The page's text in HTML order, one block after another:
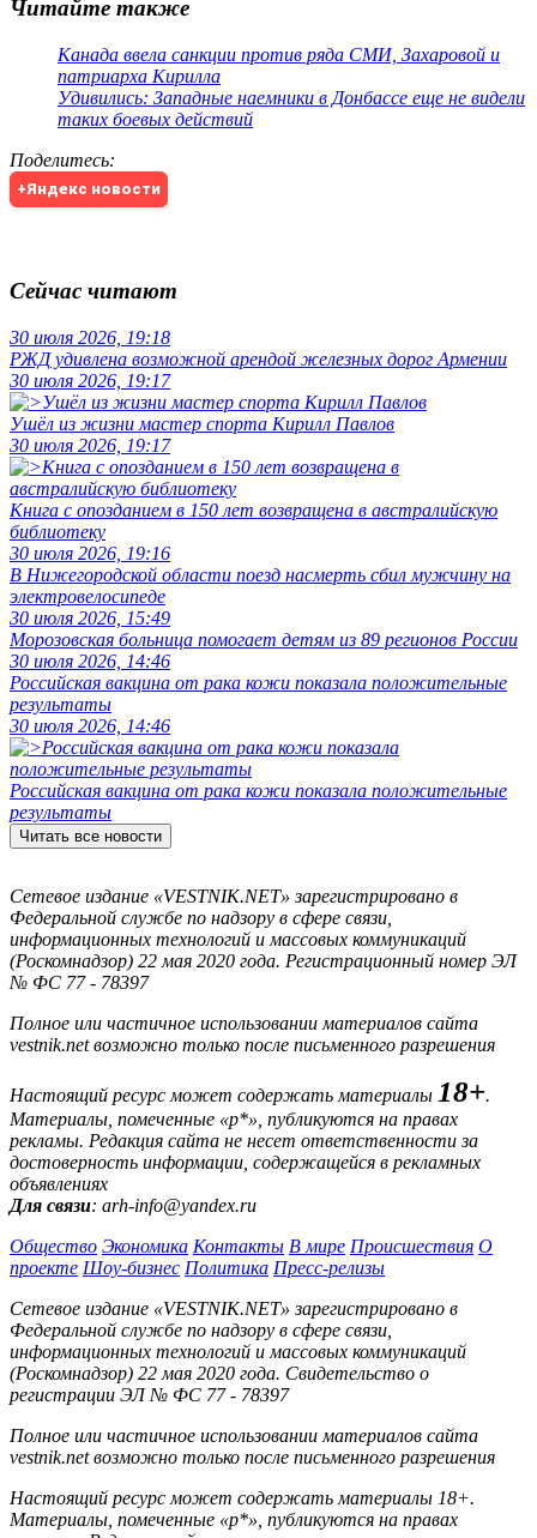
Читайте также
Канада ввела санкции против ряда СМИ, Захаровой и
патриарха Кирилла
Удивились: Западные наемники в Донбассе еще не видели
таких боевых действий
Поделитесь:
+Яндекс новости
Сейчас читают
30 июля 2026, 19:18
РЖД удивлена возможной арендой железных дорог Армении
30 июля 2026, 19:17
Ушёл из жизни мастер спорта Кирилл Павлов
30 июля 2026, 19:17
Книга с опозданием в 150 лет возвращена в австралийскую
библиотеку
30 июля 2026, 19:16
В Нижегородской области поезд насмерть сбил мужчину на
электровелосипеде
30 июля 2026, 15:49
Морозовская больница помогает детям из 89 регионов России
30 июля 2026, 14:46
Российская вакцина от рака кожи показала положительные
результаты
30 июля 2026, 14:46
Российская вакцина от рака кожи показала положительные
результаты
Читать все новости
Сетевое издание «VESTNIK.NET» зарегистрировано в
Федеральной службе по надзору в сфере связи,
информационных технологий и массовых коммуникаций
(Роскомнадзор) 22 мая 2020 года. Регистрационный номер ЭЛ
№ ФС 77 - 78397
Полное или частичное использовании материалов сайта
vestnik.net возможно только после письменного разрешения
Настоящий ресурс может содержать материалы 18+.
Материалы, помеченные «р*», публикуются на правах
рекламы. Редакция сайта не несет ответственности за
достоверность информации, содержащейся в рекламных
объявлениях
Для связи: arh-info@yandex.ru
Общество Экономика Контакты В мире Происшествия О
проекте Шоу-бизнес Политика Пресс-релизы
Сетевое издание «VESTNIK.NET» зарегистрировано в
Федеральной службе по надзору в сфере связи,
информационных технологий и массовых коммуникаций
(Роскомнадзор) 22 мая 2020 года. Свидетельство о
регистрации ЭЛ № ФС 77 - 78397
Полное или частичное использовании материалов сайта
vestnik.net возможно только после письменного разрешения
Настоящий ресурс может содержать материалы 18+.
Материалы, помеченные «р*», публикуются на правах